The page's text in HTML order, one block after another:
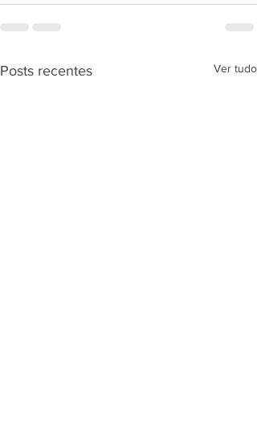
Posts recentes Ver tudo